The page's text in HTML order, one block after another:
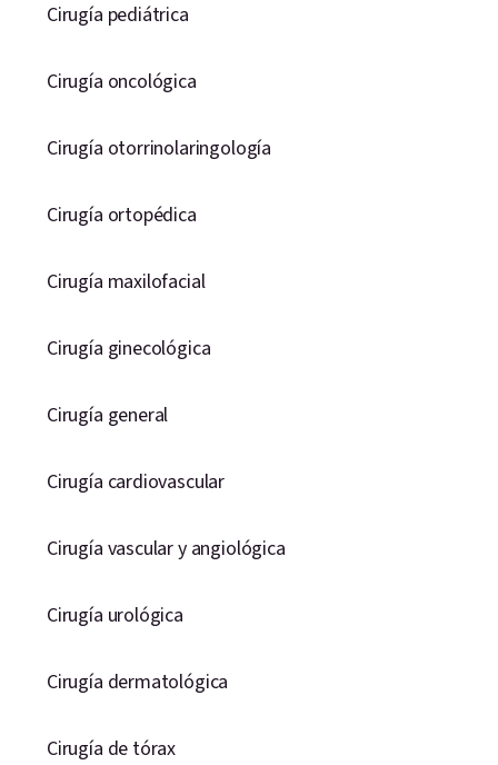
Cirugía pediátrica
Cirugía oncológica
Cirugía otorrinolaringología
Cirugía ortopédica
Cirugía maxilofacial
Cirugía ginecológica
Cirugía general
Cirugía cardiovascular
Cirugía vascular y angiológica
Cirugía urológica
Cirugía dermatológica
Cirugía de tórax